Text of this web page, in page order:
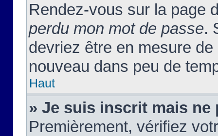
Rendez-vous sur la page
perdu mon mot de passe.
devriez être en mesure
nouveau dans peu de
Haut
» Je suis inscrit mais ne
Premièrement, vérifiez